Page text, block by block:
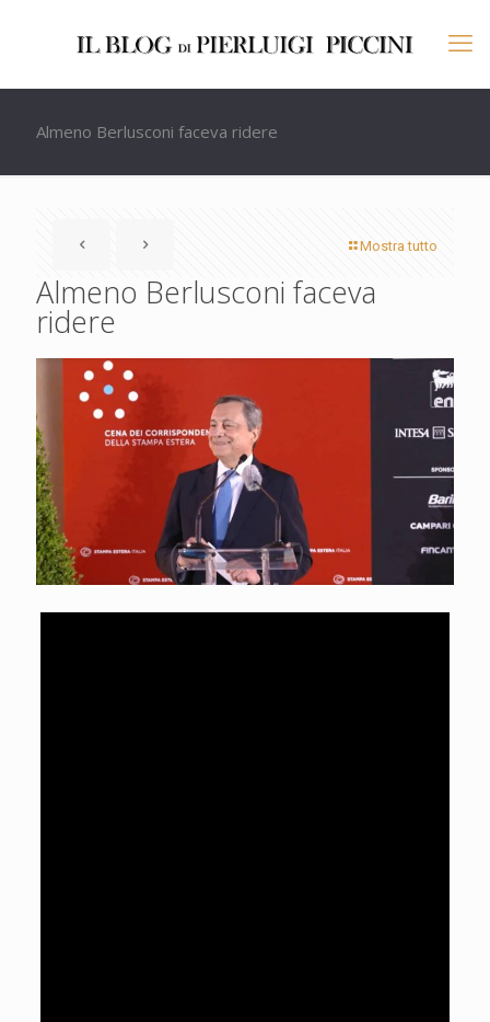
Almeno Berlusconi faceva ridere
Mostra tutto
Almeno Berlusconi faceva
ridere